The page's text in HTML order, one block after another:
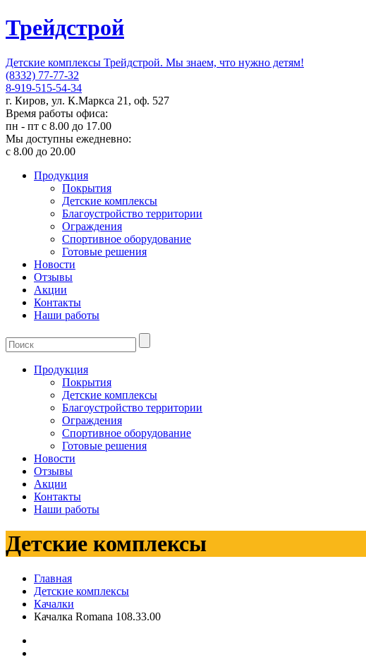
Трейдстрой
Детские комплексы Трейдстрой. Мы знаем, что нужно детям!
(8332) 77-77-32
8-919-515-54-34
г. Киров, ул. К.Маркса 21, оф. 527
Время работы офиса:
пн - пт с 8.00 до 17.00
Мы доступны ежедневно:
с 8.00 до 20.00
Продукция
Покрытия
Детские комплексы
Благоустройство территории
Ограждения
Спортивное оборудование
Готовые решения
Новости
Отзывы
Акции
Контакты
Наши работы
Продукция
Покрытия
Детские комплексы
Благоустройство территории
Ограждения
Спортивное оборудование
Готовые решения
Новости
Отзывы
Акции
Контакты
Наши работы
Детские комплексы
Главная
Детские комплексы
Качалки
Качалка Romana 108.33.00